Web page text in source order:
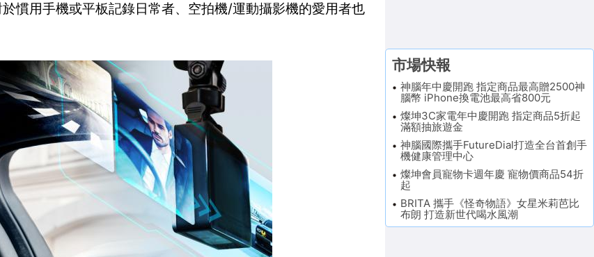
慣用手機或平板記錄日常者、空拍機/運動攝影機的愛用者也
市場快報
神腦年中慶開跑 指定商品最高贈2500神
腦幣 iPhone換電池最高省800元
燦坤3C家電年中慶開跑 指定商品5折起
滿額抽旅遊金
神腦國際攜手FutureDial打造全台首創手
機健康管理中心
燦坤會員寵物卡週年慶 寵物價商品54折
起
BRITA 攜手《怪奇物語》女星米莉芭比
布朗 打造新世代喝水風潮